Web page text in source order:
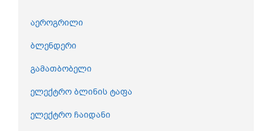
აეროგრილი
ბლენდერი
გამათბობელი
ელექტრო ბლინის ტაფა
ელექტრო ჩაიდანი